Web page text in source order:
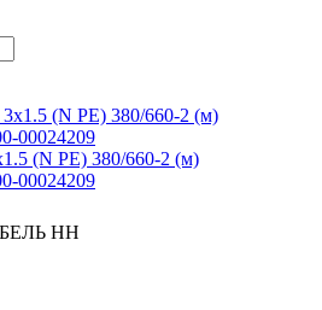
(N PE) 380/660-2 (м)
НН